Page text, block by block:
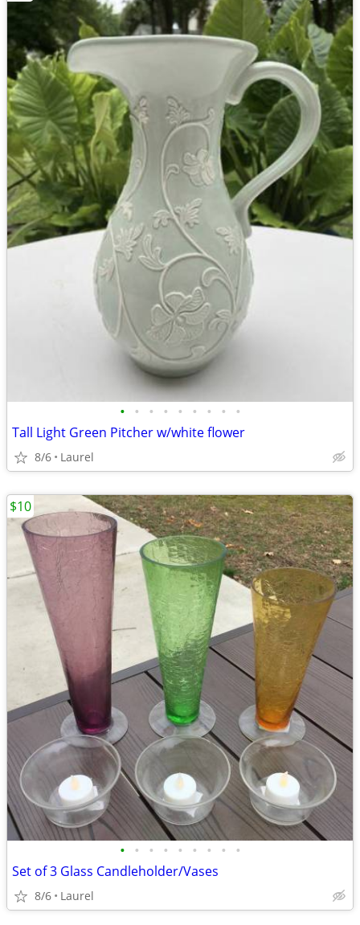
• • • • • • • • •
Tall Light Green Pitcher w/white flower
8/6 Laurel
• • • • • • • • •
Set of 3 Glass Candleholder/Vases
8/6 Laurel
$10